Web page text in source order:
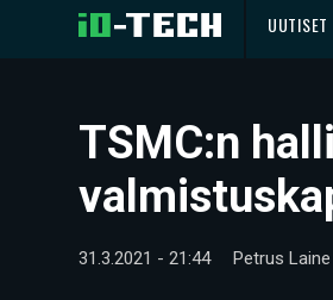
UUTISET
TSMC:n
31.3.2021 - 21:44 Petrus Laine